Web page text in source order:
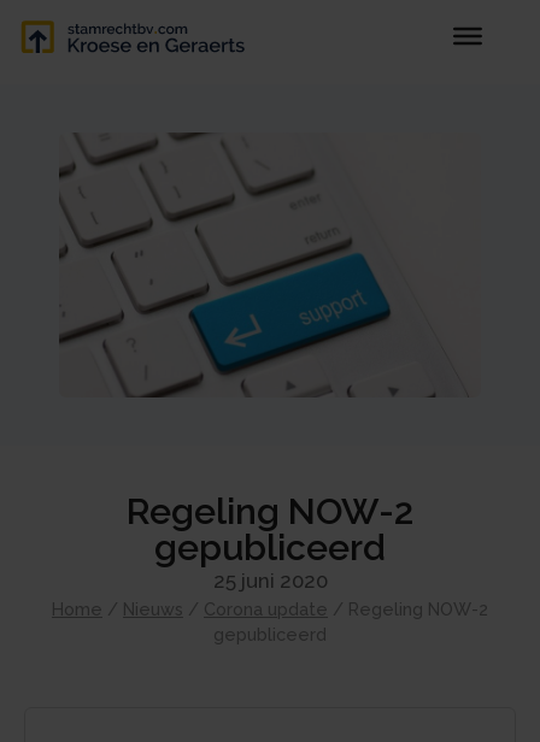
Regeling NOW-2
gepubliceerd
25 juni 2020
Home / Nieuws / Corona update / Regeling NOW-2
gepubliceerd